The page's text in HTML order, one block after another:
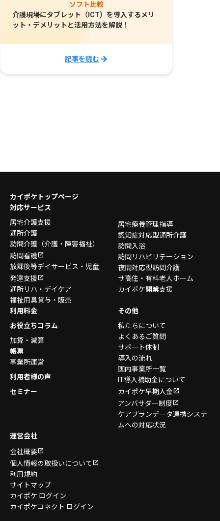
ソフト比較
介護現場にタブレット（ICT）を導入するメリ
ット・デメリットと活用方法を解説！
記事を読む
カイポケトップページ
対応サービス
居宅介護支援
通所介護
訪問介護 （介護・障害福祉）
訪問看護
放課後等デイサービス・ 児童
発達支援
通所リハ・デイケア
福祉用具貸与・販売
居宅療養管理指導
認知症対応型通所介護
訪問入浴
訪問リハビリテーション
夜間対応型訪問介護
サ高住・有料老人ホーム
カイポケ開業支援
利用料金
お役立ちコラム
加算・減算
帳票
事業所運営
利用者様の声
セミナー
その他
私たちについて
よくあるご質問
サポート体制
導入の流れ
国内事業所一覧
IT導入補助金について
カイポケ早期入金
アンバサダー制度
ケアプランデータ連携システ
ムへの対応状況
運営会社
会社概要
個人情報の取扱いについて
利用規約
サイトマップ
カイポケ ログイン
カイポケコネクト ログイン